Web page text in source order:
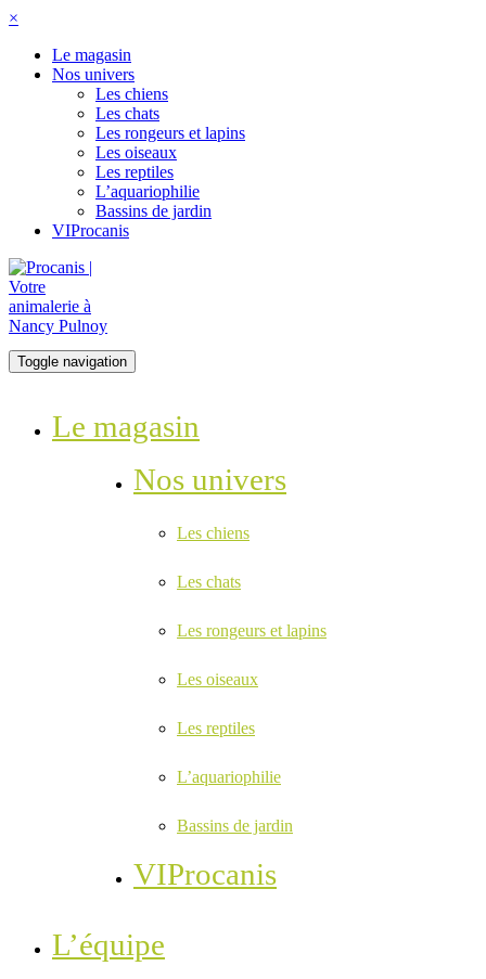
×
Le magasin
Nos univers
Les chiens
Les chats
Les rongeurs et lapins
Les oiseaux
Les reptiles
L’aquariophilie
Bassins de jardin
VIProcanis
Toggle navigation
Le magasin
Nos univers
Les chiens
Les chats
Les rongeurs et lapins
Les oiseaux
Les reptiles
L’aquariophilie
Bassins de jardin
VIProcanis
L’équipe